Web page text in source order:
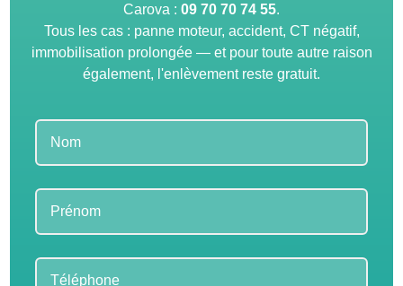
Carova : 09 70 70 74 55.
Tous les cas : panne moteur, accident, CT négatif,
immobilisation prolongée — et pour toute autre raison
également, l'enlèvement reste gratuit.
Leave
this
field